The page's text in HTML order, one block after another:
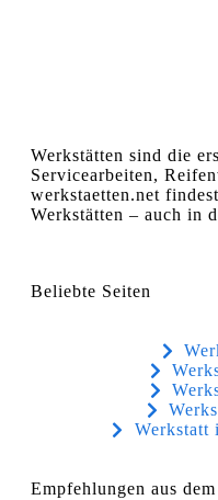
Werkstätten sind die
Servicearbeiten,
werkstaetten.net
Werkstätten – auch in
Beliebte Seiten
Werkstatt
Empfehlungen aus